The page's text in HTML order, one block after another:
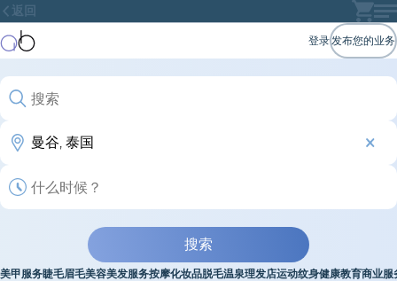
返回
登录发布您的业务
搜索
美甲服务睫毛眉毛美容美发服务按摩化妆品脱毛温泉理发店运动纹身健康教育商业服